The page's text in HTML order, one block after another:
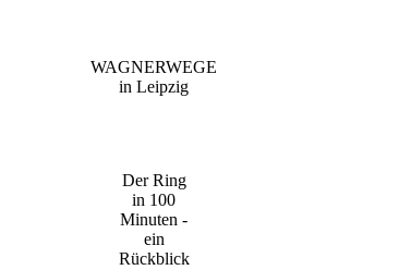
WAGNERWEGE
in Leipzig
Der Ring
in 100
Minuten -
ein
Rückblick